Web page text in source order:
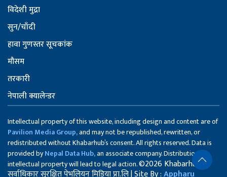
विदेशी मुद्रा
सुन/चाँदी
हावा गुणस्तर सूचकांक
मौसम
तरकारी
नेपाली क्यालेन्डर
Intellectual property of this website, including design and content are of
Pavilion Media Group,and may not be republished, rewritten, or
redistributed without Khabarhub’s consent. All rights reserved. Data is
provided byNepal Data Hub,an associate company. Distribution of
intellectual property will lead to legal action.©2026 Khabarhub
सर्वाधिकार सुरक्षित पेभलियन मिडिया प्रा.लि | Site By :Appharu